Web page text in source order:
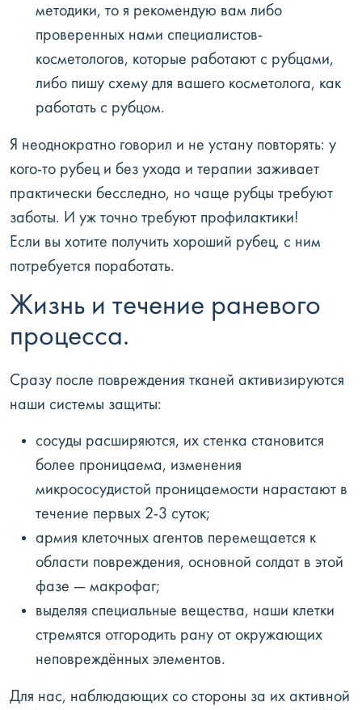
методики, то я рекомендую вам либо
проверенных нами специалистов-
косметологов, которые работают с рубцами,
либо пишу схему для вашего косметолога, как
работать с рубцом.
Я неоднократно говорил и не устану повторять: у
кого-то рубец и без ухода и терапии заживает
практически бесследно, но чаще рубцы требуют
заботы. И уж точно требуют профилактики!
Если вы хотите получить хороший рубец, с ним
потребуется поработать.
Жизнь и течение раневого
процесса.
Сразу после повреждения тканей активизируются
наши системы защиты:
сосуды расширяются, их стенка становится
более проницаема, изменения
микрососудистой проницаемости нарастают в
течение первых 2-3 суток;
армия клеточных агентов перемещается к
области повреждения, основной солдат в этой
фазе — макрофаг;
выделяя специальные вещества, наши клетки
стремятся отгородить рану от окружающих
неповреждённых элементов.
Для нас, наблюдающих со стороны за их активной